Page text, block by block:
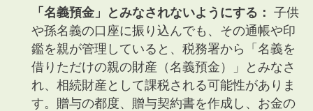
「名義預金」とみなされないようにする： 子供
や孫名義の口座に振り込んでも、その通帳や印
鑑を親が管理していると、税務署から「名義を
借りただけの親の財産（名義預金）」とみなさ
れ、相続財産として課税される可能性がありま
す。贈与の都度、贈与契約書を作成し、お金の